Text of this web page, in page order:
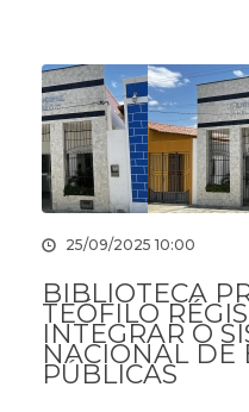
25/09/2025 10:00
BIBLIOTECA
TEÓFILO
INTEGRAR O
NACIONAL DE
PÚBLICAS